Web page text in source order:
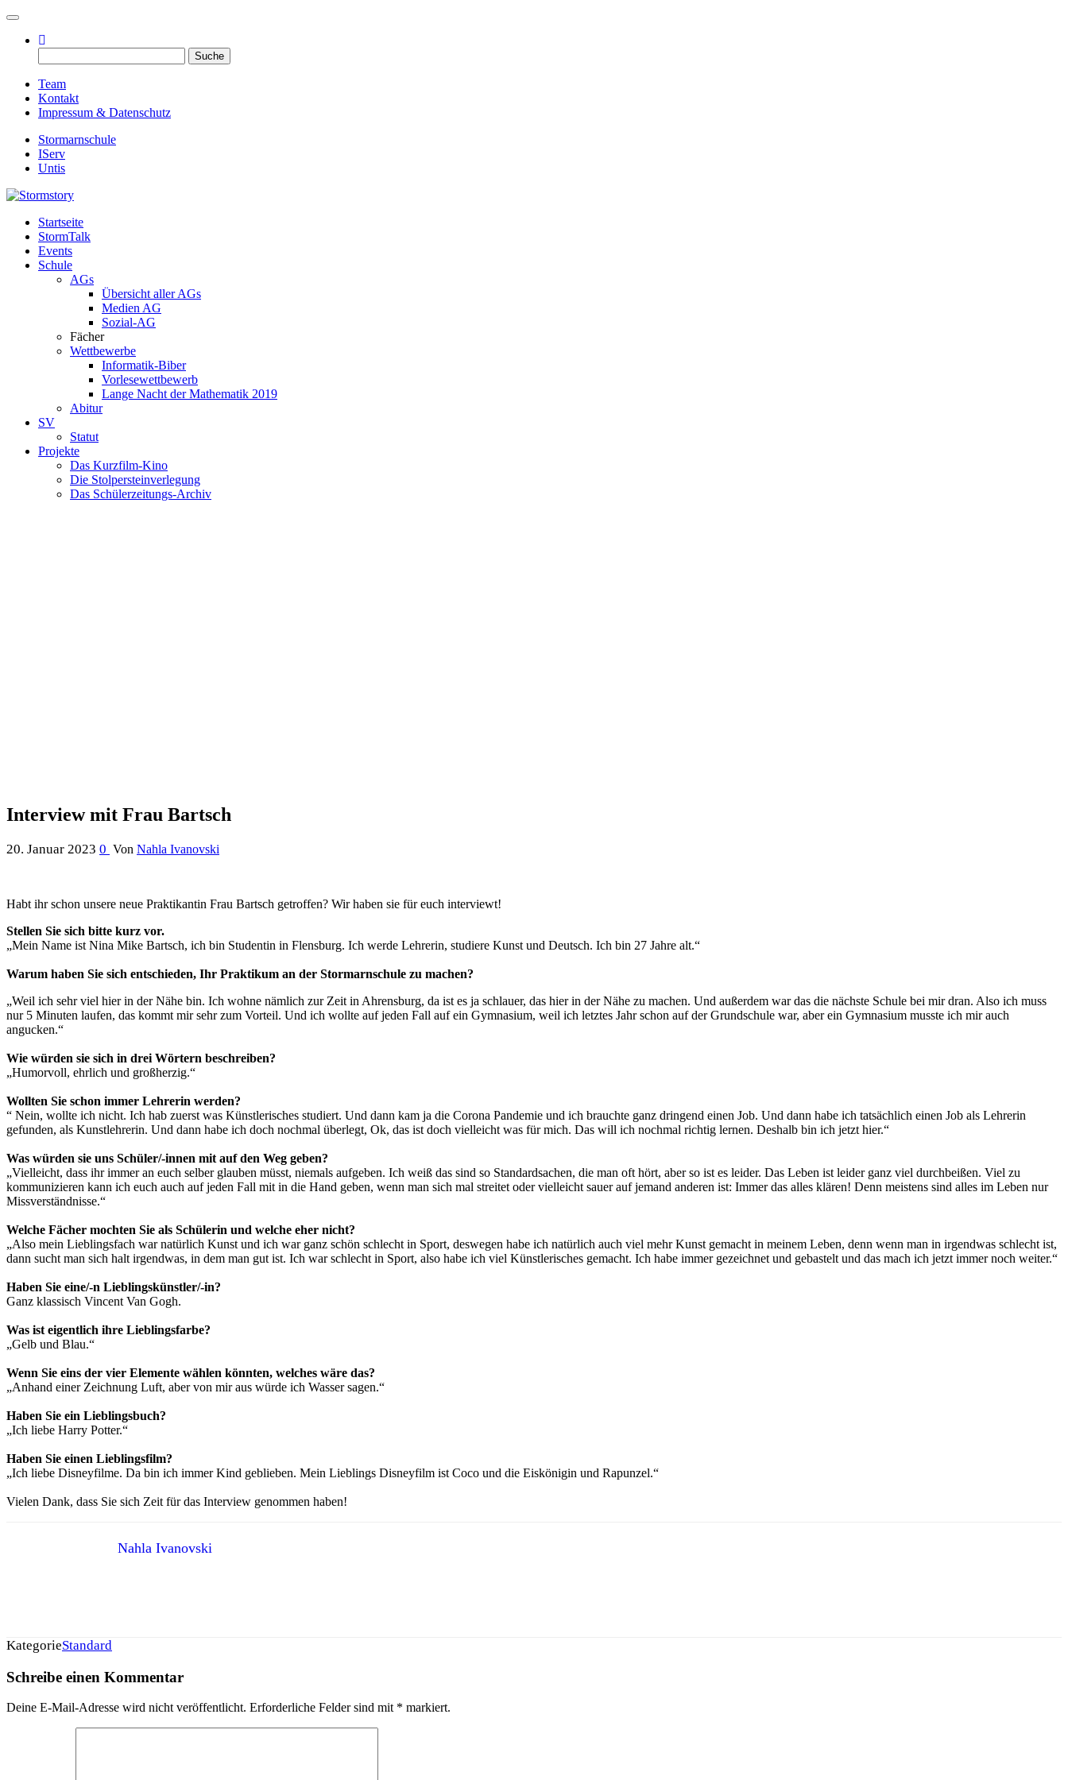
Toggle navigation
nach:
Team
Kontakt
Impressum & Datenschutz
Stormarnschule
IServ
Untis
Stormstory
Eure digitale Schülerzeitung
Startseite
StormTalk
Events
Schule
AGs
Übersicht aller AGs
Medien AG
Sozial-AG
Fächer
Wettbewerbe
Informatik-Biber
Vorlesewettbewerb
Lange Nacht der Mathematik 2019
Abitur
SV
Statut
Projekte
Das Kurzfilm-Kino
Die Stolpersteinverlegung
Das Schülerzeitungs-Archiv
Interview mit Frau Bartsch
20. Januar 2023 0 Von Nahla Ivanovski
Habt ihr schon unsere neue Praktikantin Frau Bartsch getroffen? Wir haben sie für euch interviewt!
Stellen Sie sich bitte kurz vor.
„Mein Name ist Nina Mike Bartsch, ich bin Studentin in Flensburg. Ich werde Lehrerin, studiere Kunst und Deutsch. Ich bin 27 Jahre alt.“
Warum haben Sie sich entschieden, Ihr Praktikum an der Stormarnschule zu machen?
„Weil ich sehr viel hier in der Nähe bin. Ich wohne nämlich zur Zeit in Ahrensburg, da ist es ja schlauer, das hier in der Nähe zu machen. Und außerdem war das die nächste Schule bei mir dran. Also ich muss
nur 5 Minuten laufen, das kommt mir sehr zum Vorteil. Und ich wollte auf jeden Fall auf ein Gymnasium, weil ich letztes Jahr schon auf der Grundschule war, aber ein Gymnasium musste ich mir auch
angucken.“
Wie würden sie sich in drei Wörtern beschreiben?
„Humorvoll, ehrlich und großherzig.“
Wollten Sie schon immer Lehrerin werden?
“ Nein, wollte ich nicht. Ich hab zuerst was Künstlerisches studiert. Und dann kam ja die Corona Pandemie und ich brauchte ganz dringend einen Job. Und dann habe ich tatsächlich einen Job als Lehrerin
gefunden, als Kunstlehrerin. Und dann habe ich doch nochmal überlegt, Ok, das ist doch vielleicht was für mich. Das will ich nochmal richtig lernen. Deshalb bin ich jetzt hier.“
Was würden sie uns Schüler/-innen mit auf den Weg geben?
„Vielleicht, dass ihr immer an euch selber glauben müsst, niemals aufgeben. Ich weiß das sind so Standardsachen, die man oft hört, aber so ist es leider. Das Leben ist leider ganz viel durchbeißen. Viel zu
kommunizieren kann ich euch auch auf jeden Fall mit in die Hand geben, wenn man sich mal streitet oder vielleicht sauer auf jemand anderen ist: Immer das alles klären! Denn meistens sind alles im Leben nur
Missverständnisse.“
Welche Fächer mochten Sie als Schülerin und welche eher nicht?
„Also mein Lieblingsfach war natürlich Kunst und ich war ganz schön schlecht in Sport, deswegen habe ich natürlich auch viel mehr Kunst gemacht in meinem Leben, denn wenn man in irgendwas schlecht ist,
dann sucht man sich halt irgendwas, in dem man gut ist. Ich war schlecht in Sport, also habe ich viel Künstlerisches gemacht. Ich habe immer gezeichnet und gebastelt und das mach ich jetzt immer noch weiter.“
Haben Sie eine/-n Lieblingskünstler/-in?
Ganz klassisch Vincent Van Gogh.
Was ist eigentlich ihre Lieblingsfarbe?
„Gelb und Blau.“
Wenn Sie eins der vier Elemente wählen könnten, welches wäre das?
„Anhand einer Zeichnung Luft, aber von mir aus würde ich Wasser sagen.“
Haben Sie ein Lieblingsbuch?
„Ich liebe Harry Potter.“
Haben Sie einen Lieblingsfilm?
„Ich liebe Disneyfilme. Da bin ich immer Kind geblieben. Mein Lieblings Disneyfilm ist Coco und die Eiskönigin und Rapunzel.“
Vielen Dank, dass Sie sich Zeit für das Interview genommen haben!
Nahla Ivanovski
KategorieStandard
Schreibe einen Kommentar
Deine E-Mail-Adresse wird nicht veröffentlicht. Erforderliche Felder sind mit * markiert.